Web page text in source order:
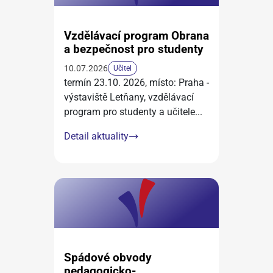
Vzdělávací program Obrana
a bezpečnost pro studenty
10.07.2026 Učitel
termín 23.10. 2026, místo: Praha -
výstaviště Letňany, vzdělávací
program pro studenty a učitele...
Detail aktuality
Spádové obvody